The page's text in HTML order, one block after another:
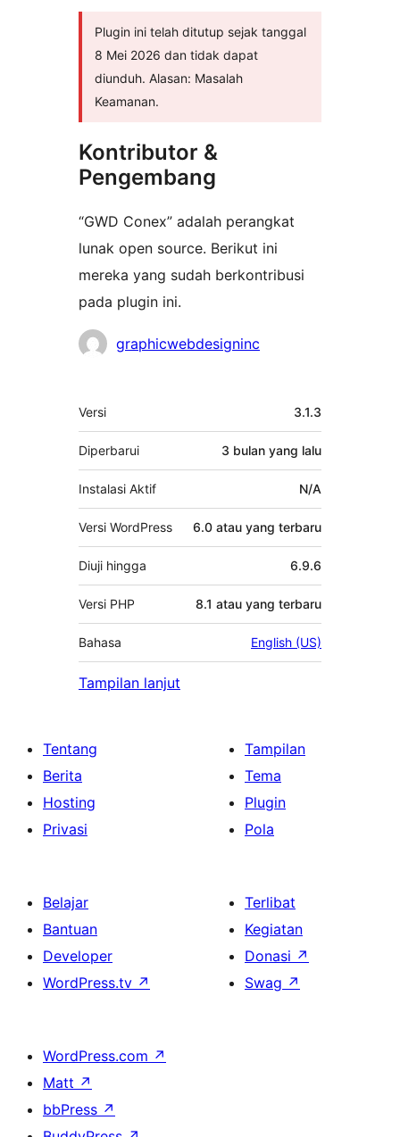
Plugin ini telah ditutup sejak tanggal
8 Mei 2026 dan tidak dapat
diunduh. Alasan: Masalah
Keamanan.
Kontributor &
Pengembang
“GWD Conex” adalah perangkat
lunak open source. Berikut ini
mereka yang sudah berkontribusi
pada plugin ini.
Kontributorgraphicwebdesigninc
Meta
Versi 3.1.3
Diperbarui 3 bulan yang lalu
Instalasi Aktif N/A
Versi WordPress 6.0 atau yang terbaru
Diuji hingga 6.9.6
Versi PHP 8.1 atau yang terbaru
Bahasa English (US)
Tampilan lanjut
Tentang
Berita
Hosting
Privasi
Tampilan
Tema
Plugin
Pola
Belajar
Bantuan
Developer
WordPress.tv ↗
Terlibat
Kegiatan
Donasi ↗
Swag ↗
WordPress.com ↗
Matt ↗
bbPress ↗